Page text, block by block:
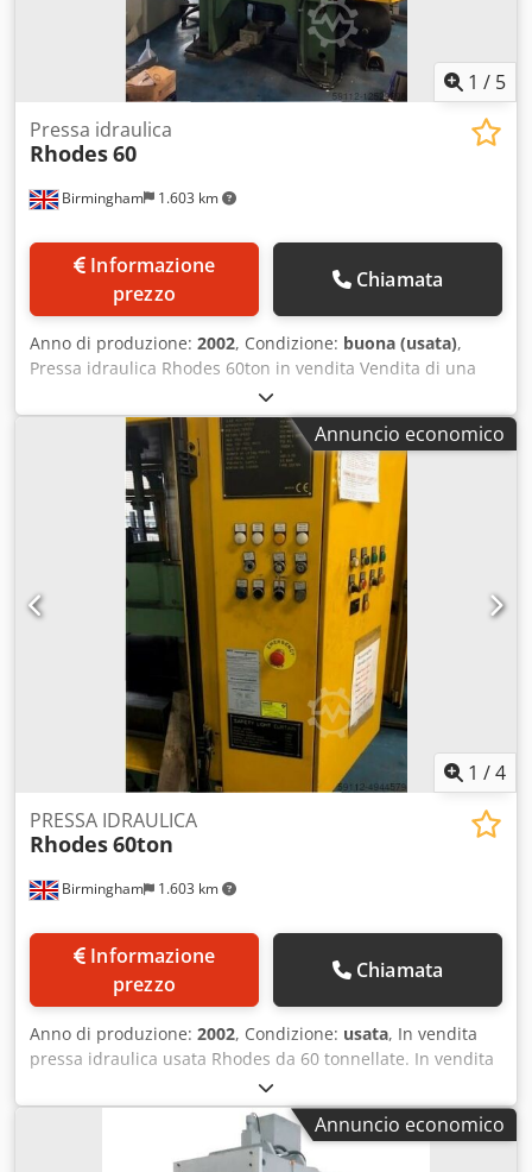
1 / 5
Birmingham 1.603 km
Pressa idraulica
Rhodes60
prezzo
Chiamata
Anno di produzione: 2002, Condizione: buona (usata),
Pressa idraulica Rhodes 60ton in vendita Vendita di una
pressa idraulica a quattro colonne. Anno/nuovo: 2002
Forza nominale: 63 tonnellate Pressione di progetto: 200
bar Corsa massima: 250 mm Velocità di avvicinamento: 150
mm/s Velocità di pressatura: 15 mm/s Velocità di ritorno:
150 mm/s Dimensione massima dell'utensile: 800 mm x
800 mm Massa massima dell'utensile superiore: 750 kg
Dcsdpfsn Tnv Esx Ai Ejk Massa della pressa: 7000 kg
Numero di punti di sollevamento: 4 Alimentazione elettrica
400-3-50 Alimentazione pneumatica 5,5 bar Cuscino per
stampi Worson tipo DDC 104 In magazzino e disponibile
per la consegna immediata. Possiamo fornire preventivi
per nuove presse idrauliche con telaio a C, D e H. Pressa
idraulica free standing completa di cuscino idraulico.
Annuncio economico
1 /4
Birmingham 1.603 km
PRESSA IDRAULICA
Rhodes60ton
prezzo
Chiamata
Anno di produzione: 2002, Condizione: usata, In vendita
pressa idraulica usata Rhodes da 60 tonnellate. In vendita
pressa idraulica a quattro colonne. Anno/condizioni: 2002
Forza nominale: 63 tonnellate Pressione di esercizio: 200
bar Corsa massima: 250 mm Velocità di avvicinamento: 150
mm/s Velocità di pressatura: 15 mm/s Velocità di ritorno:
Annuncio economico